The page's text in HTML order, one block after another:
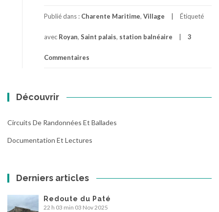
Publié dans : Charente Maritime, Village Étiqueté
avec Royan, Saint palais, station balnéaire 3
Commentaires
Découvrir
Circuits De Randonnées Et Ballades
Documentation Et Lectures
Derniers articles
Redoute du Paté
22 h 03 min 03 Nov 2025